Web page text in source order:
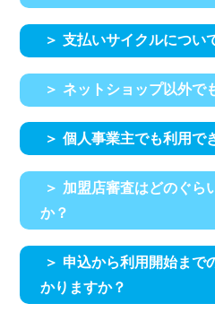
＞ 支払いサイクルについ
＞ ネットショップ以外で
＞ 個人事業主でも利用で
＞ 加盟店審査はどのぐら
か？
＞ 申込から利用開始まで
かりますか？